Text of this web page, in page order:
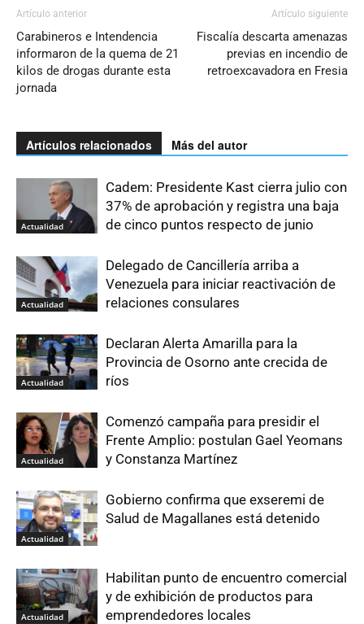
Artículo anterior
Carabineros e Intendencia
informaron de la quema de 21
kilos de drogas durante esta
jornada
Artículo siguiente
Fiscalía descarta amenazas
previas en incendio de
retroexcavadora en Fresia
Artículos relacionados Más del autor
Actualidad
Cadem: Presidente Kast cierra julio con
37% de aprobación y registra una baja
de cinco puntos respecto de junio
Actualidad
Delegado de Cancillería arriba a
Venezuela para iniciar reactivación de
relaciones consulares
Actualidad
Declaran Alerta Amarilla para la
Provincia de Osorno ante crecida de
ríos
Actualidad
Comenzó campaña para presidir el
Frente Amplio: postulan Gael Yeomans
y Constanza Martínez
Actualidad
Gobierno confirma que exseremi de
Salud de Magallanes está detenido
Actualidad
Habilitan punto de encuentro comercial
y de exhibición de productos para
emprendedores locales